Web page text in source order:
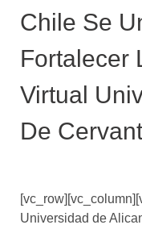
Chile Se
Fortalecer
Virtual
De
Universidad de